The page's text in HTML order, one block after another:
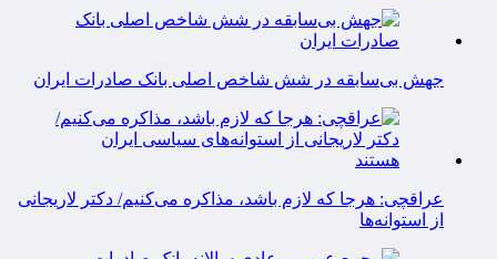
جهش بی‌سابقه در شش شاخص اصلی بانک صادرات ایران
عراقچی: هرجا که لازم باشد، مذاکره می‌کنیم/ دکتر لاریجانی
از استوانه‌ها